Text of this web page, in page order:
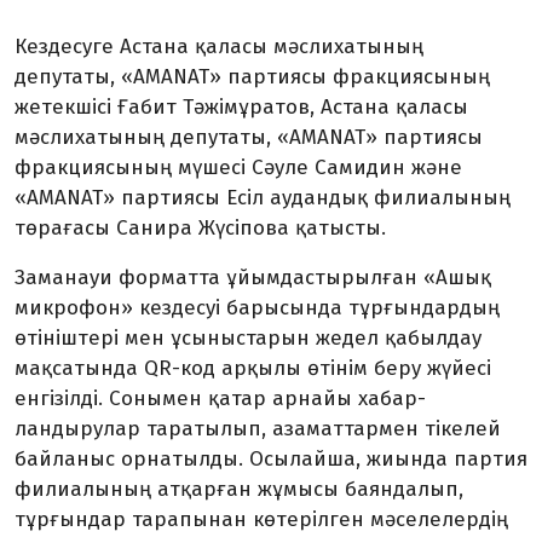
Кездесуге Астана қаласы мәс­лихатының
депутаты, «AMANAT» партиясы фракциясының
жетек­шісі Ғабит Тәжімұратов, Астана қаласы
мәслихатының депутаты, «AMANAT» партиясы
фрак­ция­сы­ның мүшесі Сәуле Самидин және
«AMANAT» партиясы Есіл аудандық филиалының
төрағасы Санира Жүсіпова қатысты.
Заманауи форматта ұйымдас­тырылған «Ашық
микрофон» кез­десуі барысында тұрғындардың
өтініштері мен ұсыныстарын же­дел қабылдау
мақсатында QR-код арқылы өтінім беру жүйесі
енгі­зілді. Сонымен қатар арнайы ха­бар­
ландырулар таратылып, аза­маттармен тікелей
байланыс орнатылды. Осылайша, жиында партия
филиалының атқарған жұмысы баяндалып,
тұрғындар тарапынан көтерілген мәселе­лердің